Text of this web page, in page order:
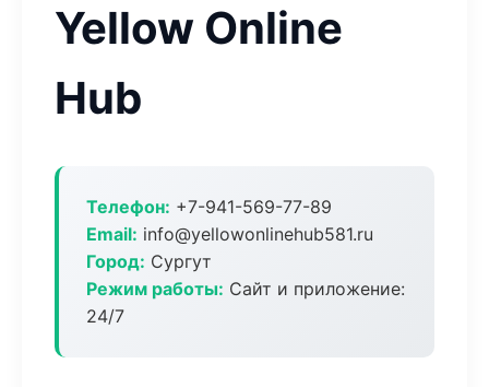
Yellow Online
Hub
Телефон: +7-941-569-77-89
Email: info@yellowonlinehub581.ru
Город: Сургут
Режим работы: Сайт и приложение:
24/7